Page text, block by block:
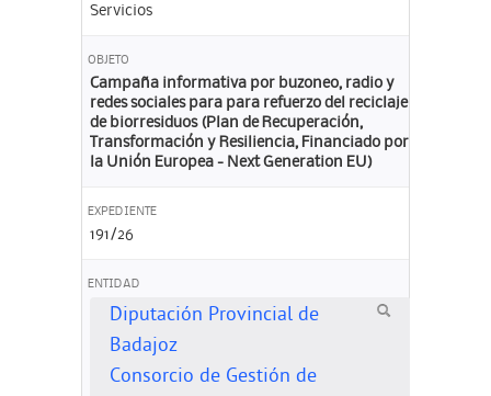
Servicios
OBJETO
Campaña informativa por buzoneo, radio y
redes sociales para para refuerzo del reciclaje
de biorresiduos (Plan de Recuperación,
Transformación y Resiliencia, Financiado por
la Unión Europea - Next Generation EU)
EXPEDIENTE
191/26
ENTIDAD
Diputación Provincial de
Badajoz
Consorcio de Gestión de